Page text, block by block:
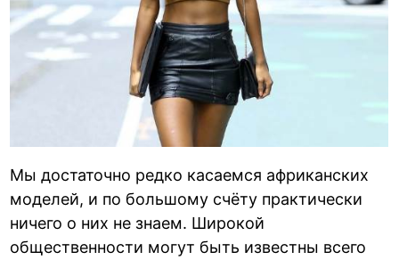
Мы достаточно редко касаемся африканских
моделей, и по большому счёту практически
ничего о них не знаем. Широкой
общественности могут быть известны всего